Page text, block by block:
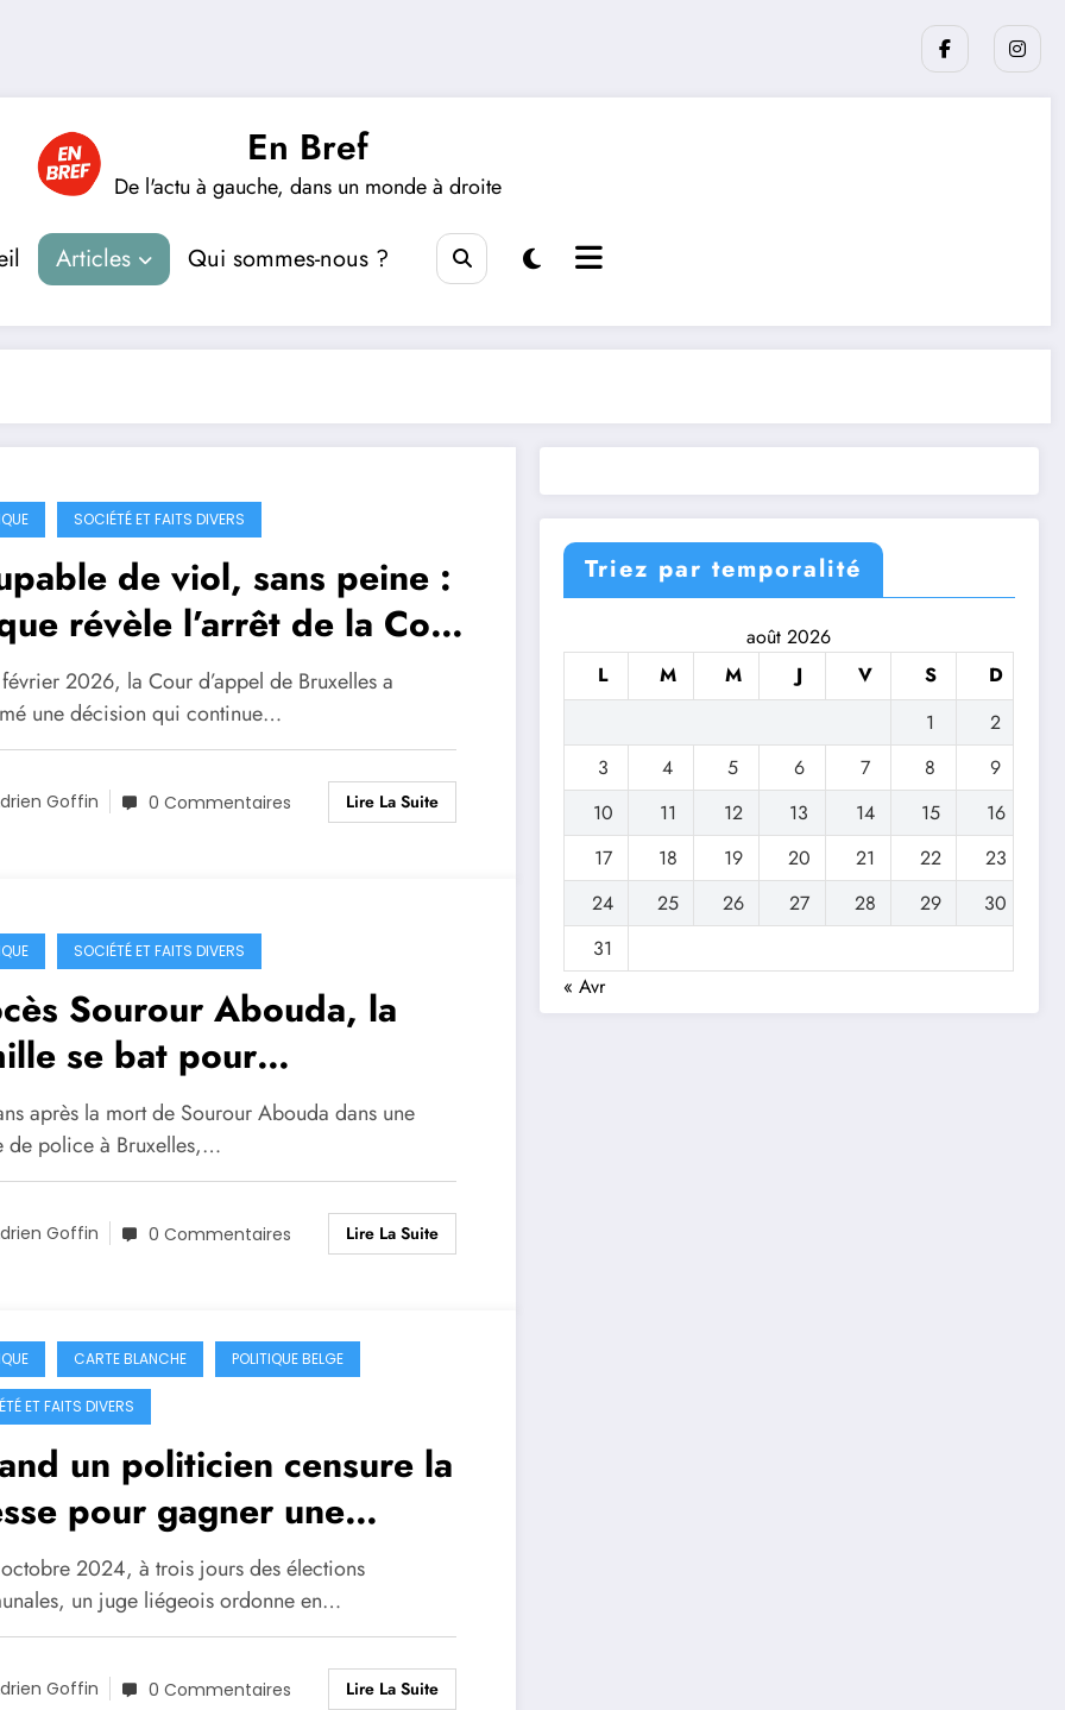
En Bref
De l'actu à gauche, dans un monde à droite
Articles Qui sommes-nous ?
SOCIÉTÉ ET FAITS DIVERS
de viol, sans peine :
révèle l’arrêt de la Cour
de Bruxelles
2026, la Cour d’appel de Bruxelles a
une décision qui continue…
Goffin 0 Commentaires Lire La Suite
SOCIÉTÉ ET FAITS DIVERS
Sourour Abouda, la
se bat pour
des policiers
après la mort de Sourour Abouda dans une
de police à Bruxelles,…
Goffin 0 Commentaires Lire La Suite
CARTE BLANCHE POLITIQUE BELGE
ET FAITS DIVERS
un politicien censure la
pour gagner une
affaire Maxime Degey
Soir
2024, à trois jours des élections
un juge liégeois ordonne en…
Goffin 0 Commentaires Lire La Suite
Triez par temporalité
août 2026
L
M M J V S
D
1
2
3
4 5 6 7 8
9
10
11 12 13 14 15
16
17
18 19 20 21 22
23
24
25 26 27 28 29
30
31
« Avr